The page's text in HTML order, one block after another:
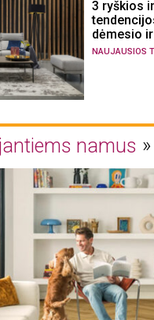
3 ryškios
dėmesio
NAUJAUSIOS
namus